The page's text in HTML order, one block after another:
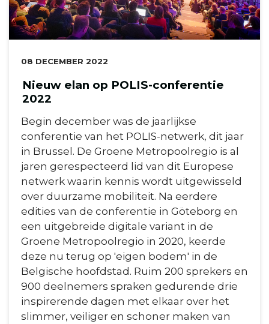
DATUM:
08 DECEMBER 2022
Nieuw elan op POLIS-conferentie
2022
Begin december was de jaarlijkse
conferentie van het POLIS-netwerk, dit jaar
in Brussel. De Groene Metropoolregio is al
jaren gerespecteerd lid van dit Europese
netwerk waarin kennis wordt uitgewisseld
over duurzame mobiliteit. Na eerdere
edities van de conferentie in Göteborg en
een uitgebreide digitale variant in de
Groene Metropoolregio in 2020, keerde
deze nu terug op 'eigen bodem' in de
Belgische hoofdstad. Ruim 200 sprekers en
900 deelnemers spraken gedurende drie
inspirerende dagen met elkaar over het
slimmer, veiliger en schoner maken van